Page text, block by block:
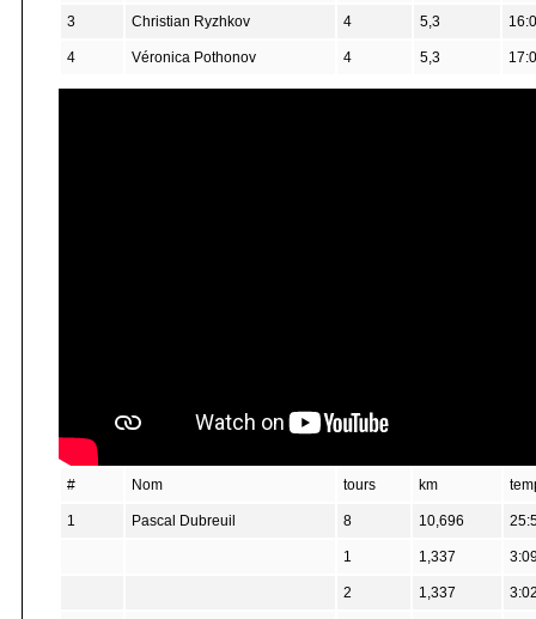
3 Christian Ryzhkov 4 5,3
4 Véronica Pothonov 4 5,3
# Nom tours km
1 Pascal Dubreuil 8 10,696
1 1,337
2 1,337